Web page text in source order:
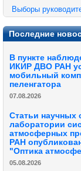
Выборы
Последние
В пункте
ИКИР ДВО РАН
мобильный
пеленгатора
07.08.2026
Статьи научных
лаборатории
атмосферных
РАН
"Оптика
05.08.2026